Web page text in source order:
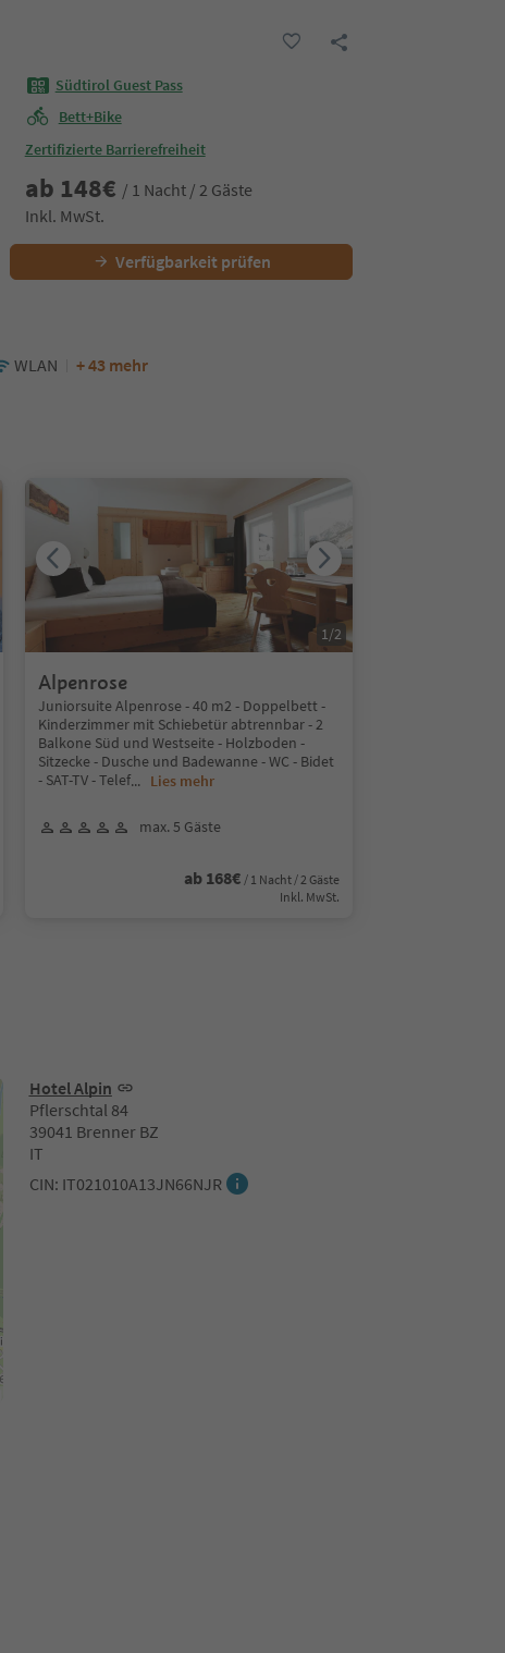
Südtirol Guest Pass
Bett+Bike
Zertifizierte Barrierefreiheit
ab 148€ / 1 Nacht / 2 Gäste
Inkl. MwSt.
Verfügbarkeit prüfen
WLAN + 43 mehr
Alpenrose
Juniorsuite Alpenrose - 40 m2 - Doppelbett -
Kinderzimmer mit Schiebetür abtrennbar - 2
Balkone Süd und Westseite - Holzboden -
Sitzecke - Dusche und Badewanne - WC - Bidet
- SAT-TV - Telef... Lies mehr
max. 5 Gäste
ab 168€ / 1 Nacht / 2 Gäste
Inkl. MwSt.
1/2
Hotel Alpin
Pflerschtal 84
39041 Brenner BZ
IT
CIN: IT021010A13JN66NJR